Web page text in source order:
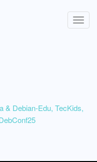
& Debian-Edu, TecKids,